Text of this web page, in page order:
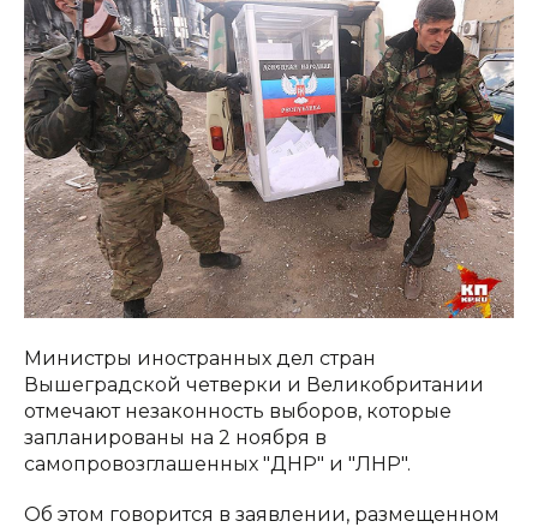
Министры иностранных дел стран
Вышеградской четверки и Великобритании
отмечают незаконность выборов, которые
запланированы на 2 ноября в
самопровозглашенных "ДНР" и "ЛНР".
Об этом говорится в заявлении, размещенном